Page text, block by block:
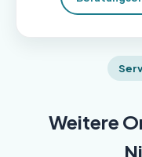
Weitere